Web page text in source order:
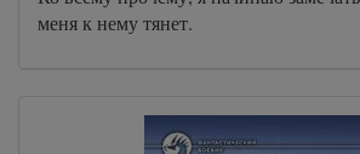
меня к нему тянет.